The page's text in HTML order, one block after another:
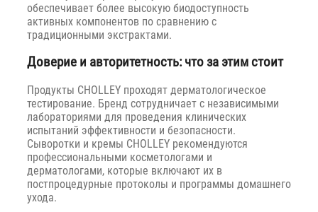
обеспечивает более высокую биодоступность
активных компонентов по сравнению с
традиционными экстрактами.
Доверие и авторитетность: что за этим стоит
Продукты CHOLLEY проходят дерматологическое
тестирование. Бренд сотрудничает с независимыми
лабораториями для проведения клинических
испытаний эффективности и безопасности.
Сыворотки и кремы CHOLLEY рекомендуются
профессиональными косметологами и
дерматологами, которые включают их в
постпроцедурные протоколы и программы домашнего
ухода.